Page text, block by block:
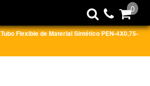
Tubo Flexible de Material Sintético PEN-4X0,75-
0